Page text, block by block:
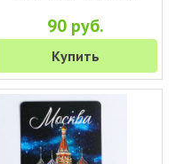
90 руб.
Купить